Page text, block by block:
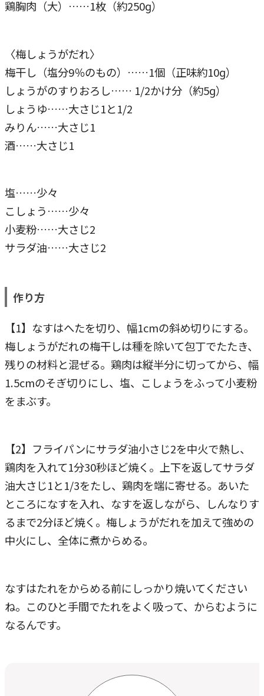
鶏胸肉（大）……1枚（約250ɡ）
〈梅しょうがだれ〉
梅干し（塩分9％のもの）……1個（正味約10ɡ）
しょうがのすりおろし…… 1/2かけ分（約5ɡ）
しょうゆ……大さじ1と1/2
みりん……大さじ1
酒……大さじ1
塩……少々
こしょう……少々
小麦粉……大さじ2
サラダ油……大さじ2
作り方
【1】なすはへたを切り、幅1cmの斜め切りにする。
梅しょうがだれの梅干しは種を除いて包丁でたたき、
残りの材料と混ぜる。鶏肉は縦半分に切ってから、幅
1.5cmのそぎ切りにし、塩、こしょうをふって小麦粉
をまぶす。
【2】フライパンにサラダ油小さじ2を中火で熱し、
鶏肉を入れて1分30秒ほど焼く。上下を返してサラダ
油大さじ1と1/3をたし、鶏肉を端に寄せる。あいた
ところになすを入れ、なすを返しながら、しんなりす
るまで2分ほど焼く。梅しょうがだれを加えて強めの
中火にし、全体に煮からめる。
なすはたれをからめる前にしっかり焼いてください
ね。このひと手間でたれをよく吸って、からむように
なるんです。